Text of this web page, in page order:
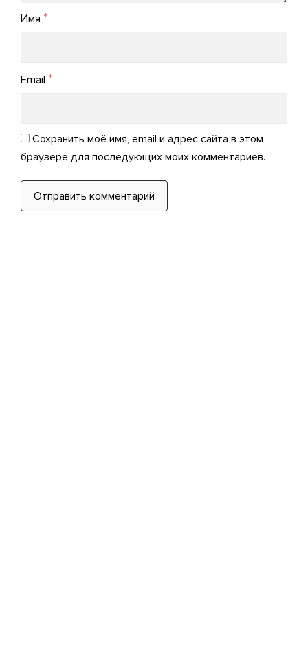
Имя *
Email *
Сохранить моё имя, email и адрес сайта в этом
браузере для последующих моих комментариев.